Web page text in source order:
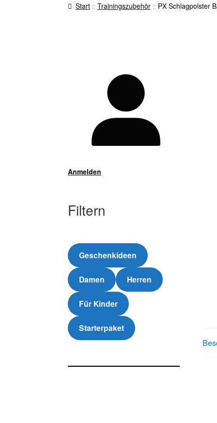
Start Trainingszubehör PX Schlagpolster
Anmelden
Filtern
Geschenkideen
Damen Herren
Für Kinder
Starterpaket